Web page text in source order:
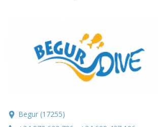
Begur (17255)
Si continua navegant, suposa l'acceptació
de les mateixes. L'usuari té la possibilitat
navegador podent, si així ho desitja,
instal·lades al disc dur, encara que haurà
compte que aquesta acció podrà ocasionar
navegació de la pàgina web.
Permeten fer el seguiment i l'anàlisi del
dels usuaris d'aquest lloc web. La